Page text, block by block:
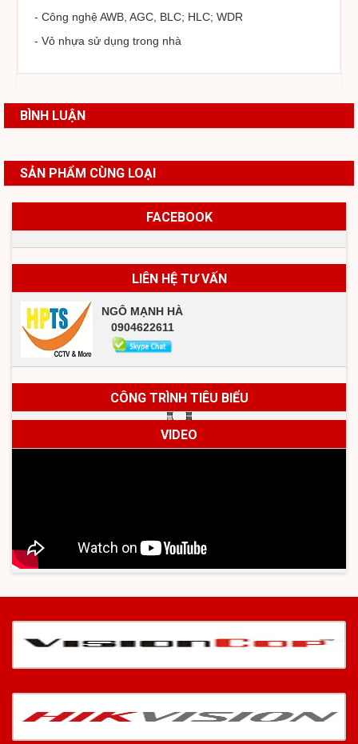
- Công nghệ AWB, AGC, BLC; HLC; WDR
- Vỏ nhựa sử dụng trong nhà
BÌNH LUẬN
SẢN PHẨM CÙNG LOẠI
FACEBOOK
LIÊN HỆ TƯ VẤN
NGÔ MẠNH HÀ
0904622611
CÔNG TRÌNH TIÊU BIỂU
VIDEO